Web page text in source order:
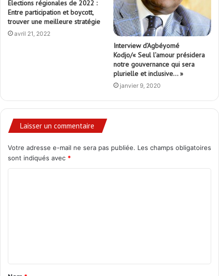
Elections régionales de 2022 :
Entre participation et boycott,
trouver une meilleure stratégie
avril 21, 2022
Interview d’Agbéyomé
Kodjo/« Seul l’amour présidera
notre gouvernance qui sera
plurielle et inclusive… »
janvier 9, 2020
Laisser un commentaire
Votre adresse e-mail ne sera pas publiée. Les champs obligatoires
sont indiqués avec *
t